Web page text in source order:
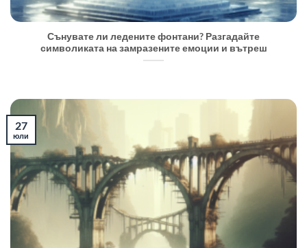
Сънувате ли ледените фонтани? Разгадайте
символиката на замразените емоции и вътреш
27
юли